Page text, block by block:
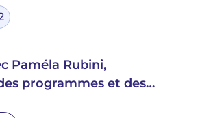
Paméla Rubini,
programmes et des